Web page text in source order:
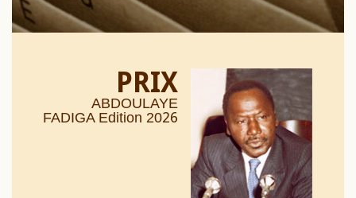
PRIX
ABDOULAYE
FADIGA Edition 2026